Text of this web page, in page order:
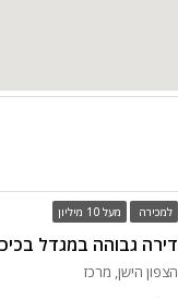
למכירה מעל 10 מיליון
הצפון הישן, מרכז